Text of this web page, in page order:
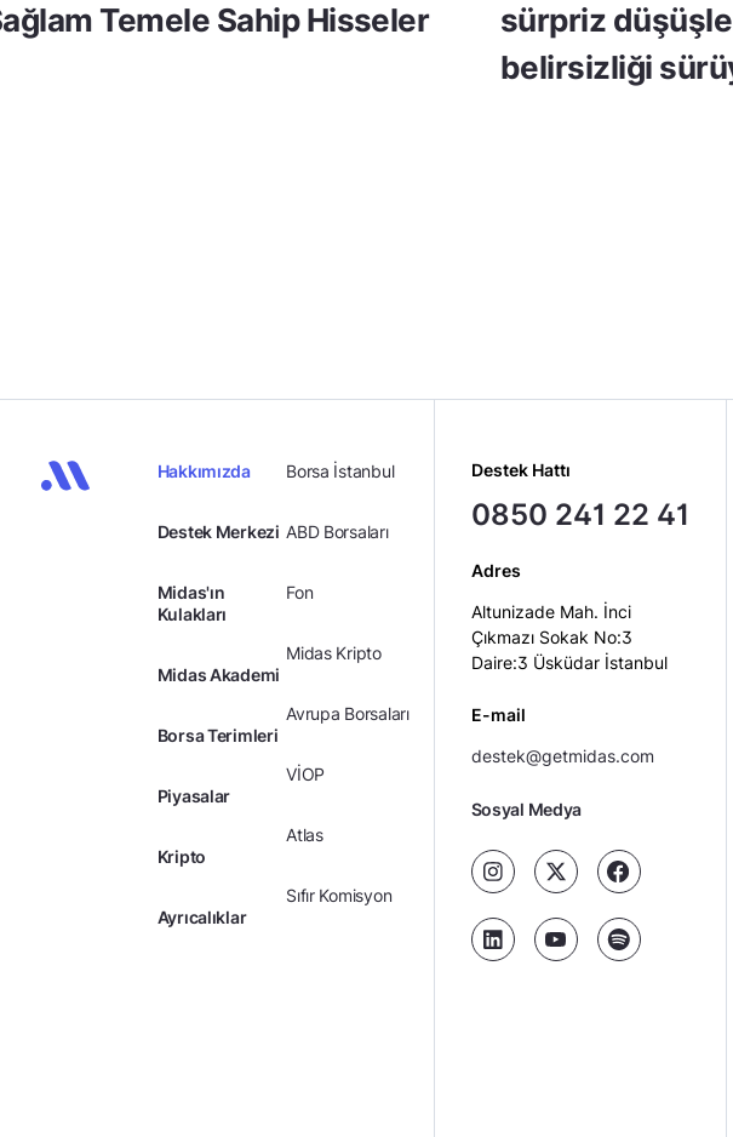
Temele Sahip Hisseler
sürpriz
belirsizliği
Hakkımızda
Destek Merkezi
Midas'ın
Kulakları
Midas Akademi
Borsa Terimleri
Piyasalar
Kripto
Ayrıcalıklar
Borsa İstanbul
ABD Borsaları
Fon
Midas Kripto
Avrupa Borsaları
VİOP
Atlas
Sıfır Komisyon
Destek Hattı
0850 241 22 41
Adres
Altunizade Mah. İnci
Çıkmazı Sokak No:3
Daire:3 Üsküdar İstanbul
E-mail
destek@getmidas.com
Sosyal Medya